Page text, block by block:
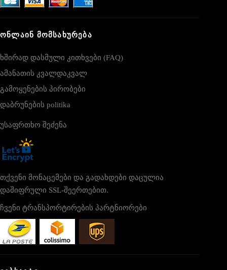
ᲝᲜᲚᲐᲘᲜ ᲛᲝᲛᲡᲐᲮᲣᲠᲔᲑᲐ
ხშირად დასმული კითხვები (FAQ)
ამანათის კვალდაკვალ
გამოყენების პირობები
დაბრუნების politika
უსაფრთხო შეძენა
თქვენი მონაცემები და გადახდები დაცულია
დაშიფრული SSL-შეერთებით.
ჩვენი ტრანსპორტირების პარტნიორები